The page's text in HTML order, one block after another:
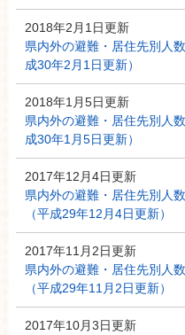
2018年2月1日更新
県内外の避難・居住先別人
成30年2月1日更新）
2018年1月5日更新
県内外の避難・居住先別人
成30年1月5日更新）
2017年12月4日更新
県内外の避難・居住先別人
（平成29年12月4日更新）
2017年11月2日更新
県内外の避難・居住先別人
（平成29年11月2日更新）
2017年10月3日更新